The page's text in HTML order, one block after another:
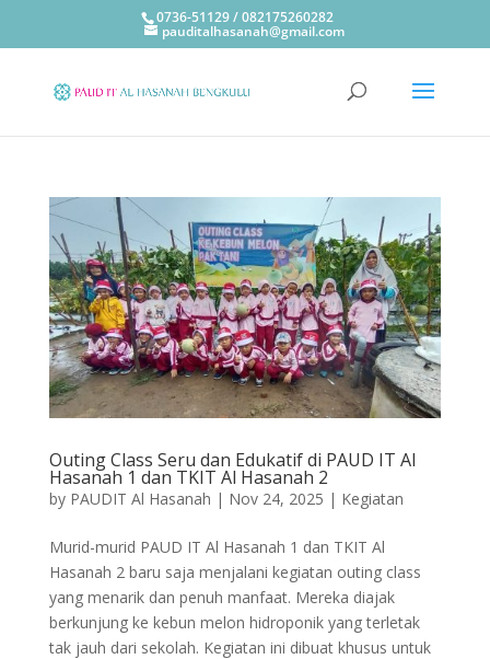
0736-51129 / 082175260282
pauditalhasanah@gmail.com
Outing Class Seru dan Edukatif di PAUD IT Al
Hasanah 1 dan TKIT Al Hasanah 2
by PAUDIT Al Hasanah | Nov 24, 2025 | Kegiatan
Murid-murid PAUD IT Al Hasanah 1 dan TKIT Al
Hasanah 2 baru saja menjalani kegiatan outing class
yang menarik dan penuh manfaat. Mereka diajak
berkunjung ke kebun melon hidroponik yang terletak
tak jauh dari sekolah. Kegiatan ini dibuat khusus untuk